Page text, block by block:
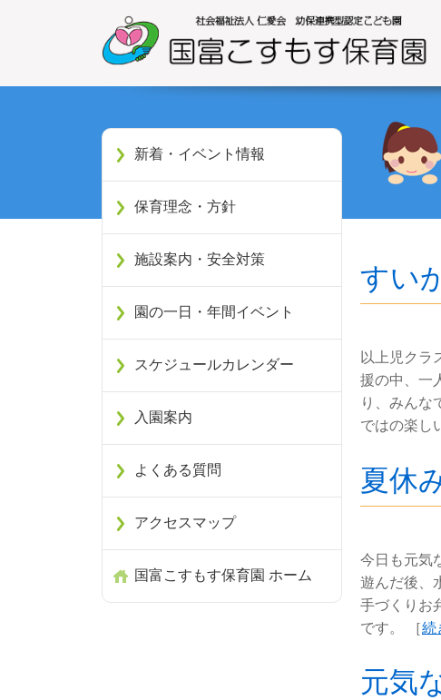
すい
以上児クラ
援の中、一
り、みんな
ではの楽し
夏休
今日も元気
遊んだ後、
手づくりお
です。 ［続
元気
新着・イベント情報
保育理念・方針
施設案内・安全対策
園の一日・年間イベント
スケジュールカレンダー
入園案内
よくある質問
アクセスマップ
国富こすもす保育園 ホーム